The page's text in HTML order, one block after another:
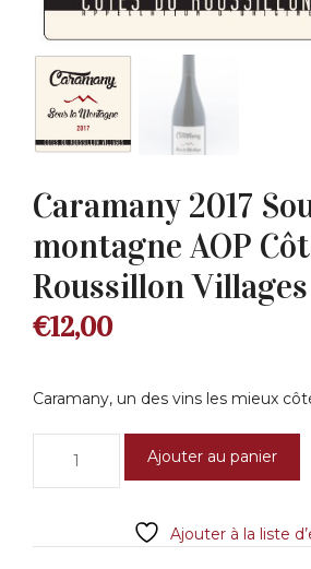
Caramany 2017
montagne AOP
Roussillon Villages
€12,00
Caramany, un des vins les mieux
Caramany
Ajouter au panier
Ajouter à la liste